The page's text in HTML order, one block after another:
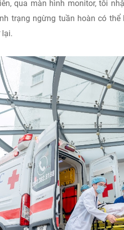
qua màn hình monitor, tôi
trạng ngừng tuần hoàn có
lại.